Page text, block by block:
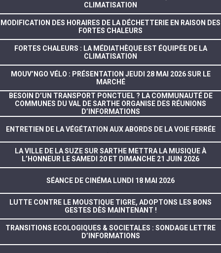
CLIMATISATION
MODIFICATION DES HORAIRES DE LA DÉCHETTERIE EN RAISON DES
FORTES CHALEURS
FORTES CHALEURS : LA MÉDIATHÈQUE EST ÉQUIPÉE DE LA
CLIMATISATION
MOUV’NGO VÉLO : PRÉSENTATION JEUDI 28 MAI 2026 SUR LE
MARCHÉ
BESOIN D’UN TRANSPORT PONCTUEL ? LA COMMUNAUTÉ DE
COMMUNES DU VAL DE SARTHE ORGANISE DES RÉUNIONS
D’INFORMATIONS
ENTRETIEN DE LA VÉGÉTATION AUX ABORDS DE LA VOIE FERRÉE
LA VILLE DE LA SUZE SUR SARTHE METTRA LA MUSIQUE À
L’HONNEUR LE SAMEDI 20 ET DIMANCHE 21 JUIN 2026
SÉANCE DE CINÉMA LUNDI 18 MAI 2026
LUTTE CONTRE LE MOUSTIQUE TIGRE, ADOPTONS LES BONS
GESTES DÈS MAINTENANT !
TRANSITIONS ECOLOGIQUES & SOCIETALES : SONDAGE LETTRE
D’INFORMATIONS